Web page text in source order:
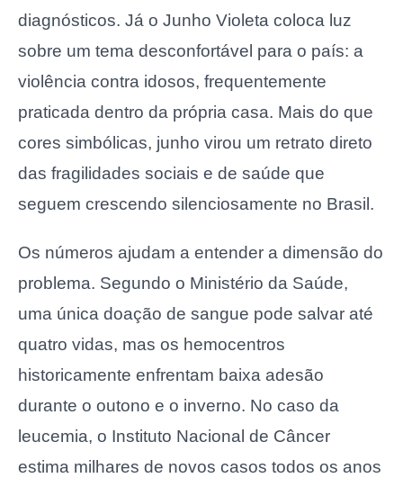
diagnósticos. Já o Junho Violeta coloca luz
sobre um tema desconfortável para o país: a
violência contra idosos, frequentemente
praticada dentro da própria casa. Mais do que
cores simbólicas, junho virou um retrato direto
das fragilidades sociais e de saúde que
seguem crescendo silenciosamente no Brasil.
Os números ajudam a entender a dimensão do
problema. Segundo o Ministério da Saúde,
uma única doação de sangue pode salvar até
quatro vidas, mas os hemocentros
historicamente enfrentam baixa adesão
durante o outono e o inverno. No caso da
leucemia, o Instituto Nacional de Câncer
estima milhares de novos casos todos os anos